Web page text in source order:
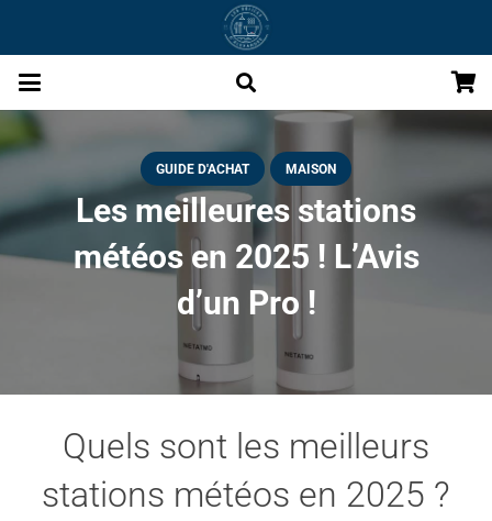
GUIDE D'ACHAT MAISON
Les meilleures stations
météos en 2025 ! L’Avis
d’un Pro !
Quels sont les meilleurs
stations météos en 2025 ?